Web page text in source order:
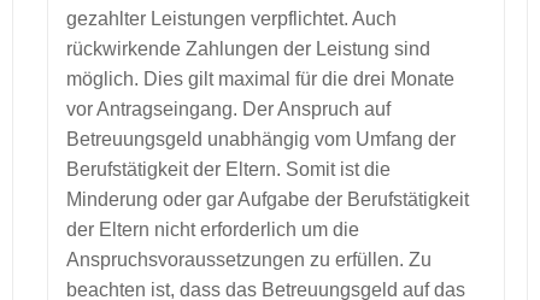
gezahlter Leistungen verpflichtet. Auch
rückwirkende Zahlungen der Leistung sind
möglich. Dies gilt maximal für die drei Monate
vor Antragseingang. Der Anspruch auf
Betreuungsgeld unabhängig vom Umfang der
Berufstätigkeit der Eltern. Somit ist die
Minderung oder gar Aufgabe der Berufstätigkeit
der Eltern nicht erforderlich um die
Anspruchsvoraussetzungen zu erfüllen. Zu
beachten ist, dass das Betreuungsgeld auf das